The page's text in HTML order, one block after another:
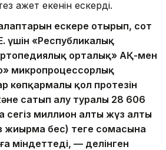
қажет екенін ескерді.
ескере отырып, сот
«Республикалық
орталық» АҚ-мен
микропроцессорлық
көпқармалы қол протезін
сатып алу туралы 28 606
миллион алты жүз алты
жиырма бес) теңге сомасына
міндеттеді, — делінген